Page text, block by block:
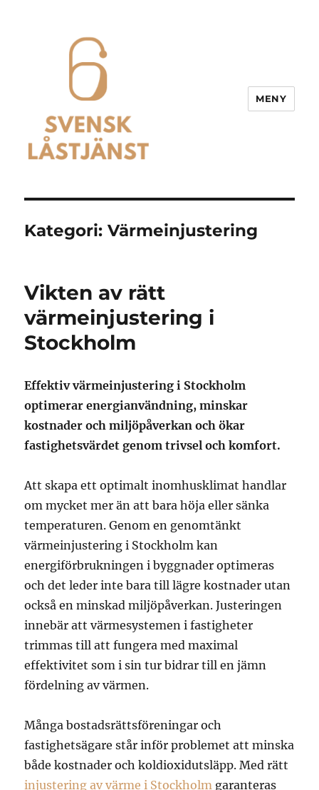
MENY
Kategori:Värmeinjustering
Vikten av rätt
värmeinjustering i
Stockholm
Effektiv värmeinjustering i Stockholm
optimerar energianvändning, minskar
kostnader och miljöpåverkan och ökar
fastighetsvärdet genom trivsel och komfort.
Att skapa ett optimalt inomhusklimat handlar
om mycket mer än att bara höja eller sänka
temperaturen. Genom en genomtänkt
värmeinjustering i Stockholm kan
energiförbrukningen i byggnader optimeras
och det leder inte bara till lägre kostnader utan
också en minskad miljöpåverkan. Justeringen
innebär att värmesystemen i fastigheter
trimmas till att fungera med maximal
effektivitet som i sin tur bidrar till en jämn
fördelning av värmen.
Många bostadsrättsföreningar och
fastighetsägare står inför problemet att minska
både kostnader och koldioxidutsläpp. Med rätt
injustering av värme i Stockholm garanteras